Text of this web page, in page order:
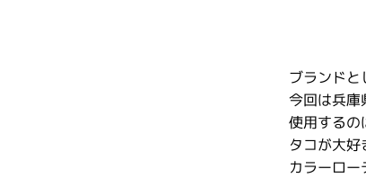
ブランドと
今回は兵庫
使用するの
タコが大好
カラーロー